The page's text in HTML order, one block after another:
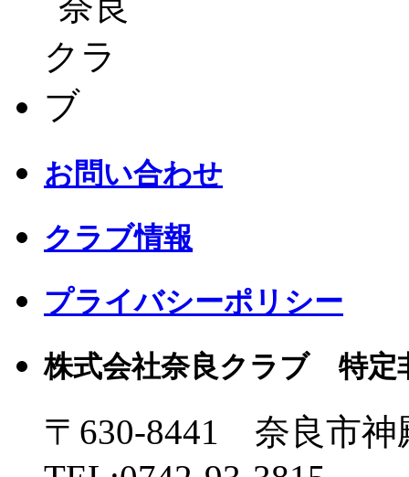
お問い合わせ
クラブ情報
プライバシーポリシー
株式会社奈良クラブ 特定
〒630-8441 奈良市